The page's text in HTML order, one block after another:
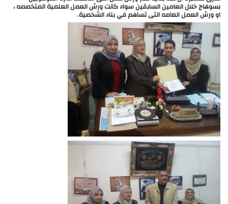
بسوهاج خلال العامين السابقين سواء كانت ورش العمل العلمية المتخصصه ،
او ورش العمل العامه التى تساهم في بناء الشخصية.